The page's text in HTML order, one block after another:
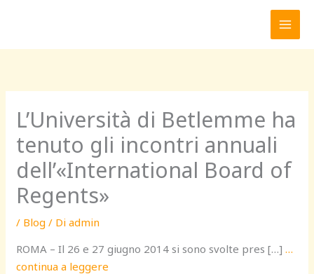
L’Università di Betlemme ha
tenuto gli incontri annuali
dell’«International Board of
Regents»
/ Blog / Diadmin
ROMA – Il 26 e 27 giugno 2014 si sono svolte pres […]…
continua a leggere